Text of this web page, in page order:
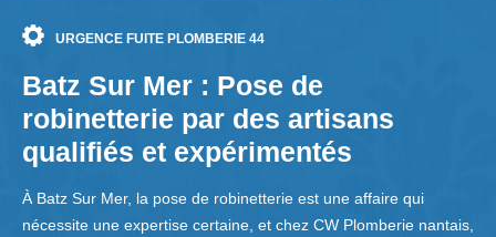
URGENCE FUITE PLOMBERIE 44
Batz Sur Mer : Pose de
robinetterie par des artisans
qualifiés et expérimentés
À Batz Sur Mer, la pose de robinetterie est une affaire qui
nécessite une expertise certaine, et chez CW Plomberie nantais,